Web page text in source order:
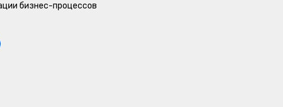
бизнес-процессов